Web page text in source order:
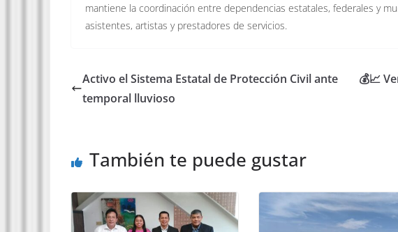
mantiene la coordinación entre dependencias estatales, federales y
asistentes, artistas y prestadores de servicios.
Activo el Sistema Estatal de Protección Civil ante
temporal lluvioso
💰📈
También te puede gustar